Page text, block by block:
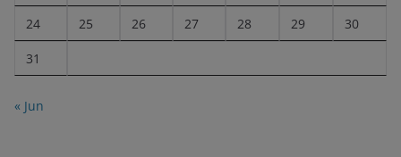
24 25 26 27 28 29 30
31
« Jun